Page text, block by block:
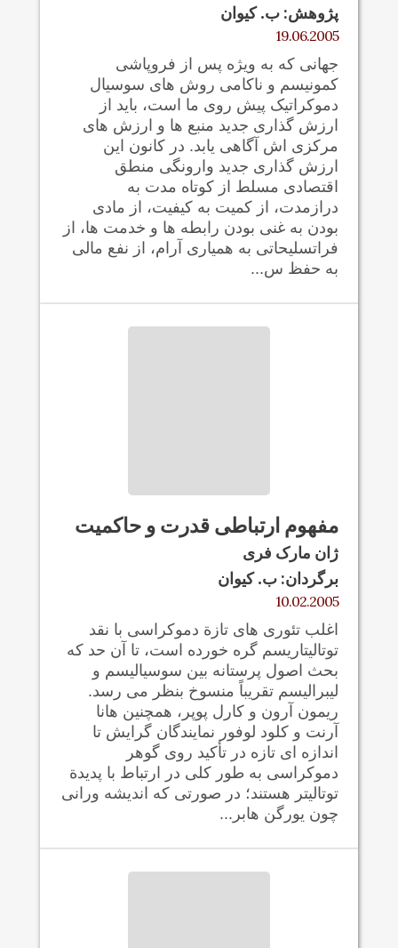
پژوهش: ب. کيوان
19.06.2005
جهانی که به ويژه پس از فروپاشی
کمونیسم و ناکامی روش های سوسیال
دموکراتیک پیش روی ما است، باید از
ارزش گذاری جدید منبع ها و ارزش های
مرکزی اش آگاهی یابد. در کانون این
ارزش گذاری جدید وارونگی منطق
اقتصادی مسلط از کوتاه مدت به
درازمدت، از کمیت به کیفيت، از مادی
بودن به غنی بودن رابطه ها و خدمت ها، از
فراتسليحاتی به همیاری آرام، از نفع مالی
به حفظ س...
مفهوم ارتباطی قدرت و حاکميت
ژان مارک فری
برگردان: ب. کیوان
10.02.2005
اغلب تئوری های تازة دموکراسی با نقد
توتاليتاریسم گره خورده است، تا آن حد که
بحث اصول پرستانه بین سوسیالیسم و
لیبرالیسم تقریباً منسوخ بنظر می رسد.
ریمون آرون و کارل پوپر، همچنین هانا
آرنت و کلود لوفور نمایندگان گرایش تا
اندازه ای تازه در تأکید روی گوهر
دموکراسی به طور کلی در ارتباط با پدیدة
توتالیتر هستند؛ در صورتی که اندیشه ورانی
چون یورگن هابر...